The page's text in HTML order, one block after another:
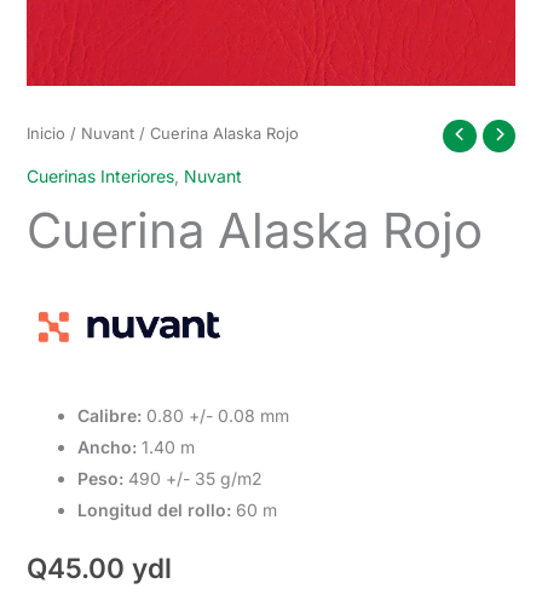
Inicio / Nuvant/ Cuerina Alaska Rojo
Cuerinas Interiores, Nuvant
Cuerina Alaska Rojo
Calibre: 0.80 +/- 0.08 mm
Ancho: 1.40 m
Peso: 490 +/- 35 g/m2
Longitud del rollo: 60 m
Q45.00 ydl